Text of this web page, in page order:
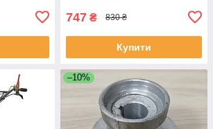
747 ₴ 830 ₴
Купити
–10%